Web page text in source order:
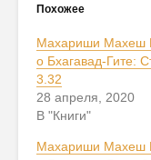
Похожее
Махариши Махеш
о Бхагавад-Гите:
3.32
28 апреля, 2020
В "Книги"
Махариши Махеш